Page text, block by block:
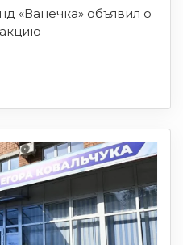
«Ванечка» объявил о